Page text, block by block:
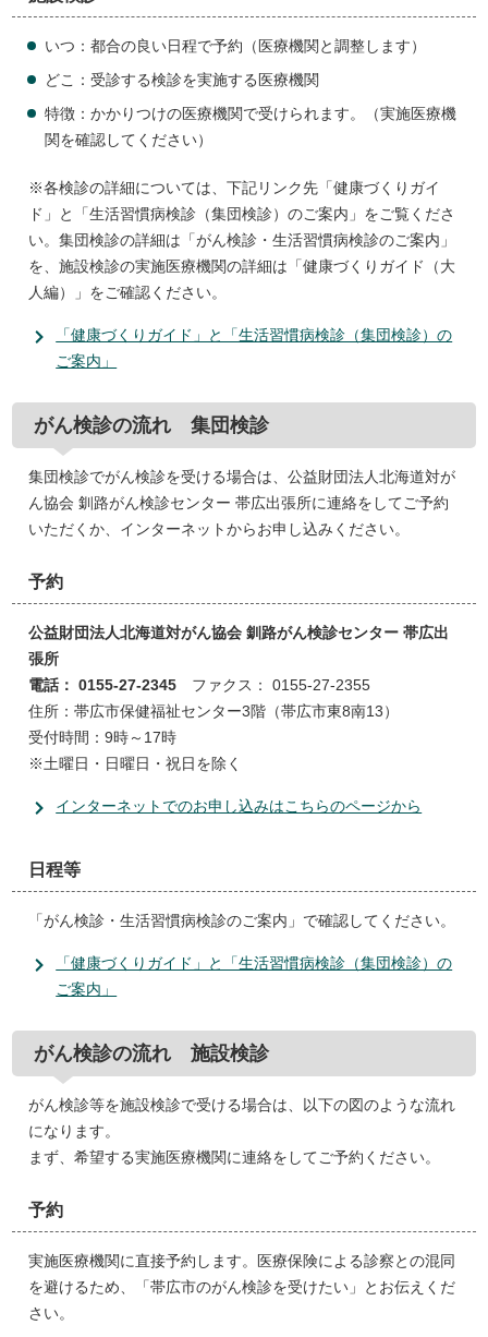
いつ：都合の良い日程で予約（医療機関と調整します）
どこ：受診する検診を実施する医療機関
特徴：かかりつけの医療機関で受けられます。（実施医療機
関を確認してください）
※各検診の詳細については、下記リンク先「健康づくりガイ
ド」と「生活習慣病検診（集団検診）のご案内」をご覧くださ
い。集団検診の詳細は「がん検診・生活習慣病検診のご案内」
を、施設検診の実施医療機関の詳細は「健康づくりガイド（大
人編）」をご確認ください。
「健康づくりガイド」と「生活習慣病検診（集団検診）の
ご案内」
がん検診の流れ 集団検診
集団検診でがん検診を受ける場合は、公益財団法人北海道対が
ん協会 釧路がん検診センター 帯広出張所に連絡をしてご予約
いただくか、インターネットからお申し込みください。
予約
公益財団法人北海道対がん協会 釧路がん検診センター 帯広出
張所
電話： 0155-27-2345 ファクス： 0155-27-2355
住所：帯広市保健福祉センター3階（帯広市東8南13）
受付時間：9時～17時
※土曜日・日曜日・祝日を除く
インターネットでのお申し込みはこちらのページから
日程等
「がん検診・生活習慣病検診のご案内」で確認してください。
「健康づくりガイド」と「生活習慣病検診（集団検診）の
ご案内」
がん検診の流れ 施設検診
がん検診等を施設検診で受ける場合は、以下の図のような流れ
になります。
まず、希望する実施医療機関に連絡をしてご予約ください。
予約
実施医療機関に直接予約します。医療保険による診察との混同
を避けるため、「帯広市のがん検診を受けたい」とお伝えくだ
さい。